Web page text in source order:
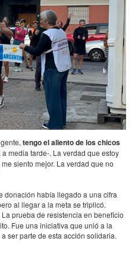
tengo el aliento de los chicos
media tarde-. La verdad que estoy
siento mejor. La verdad que no
donación había llegado a una cifra
al llegar a la meta se triplicó.
La prueba de resistencia en beneficio
Fue una iniciativa que unió a la
ser parte de esta acción solidaria.